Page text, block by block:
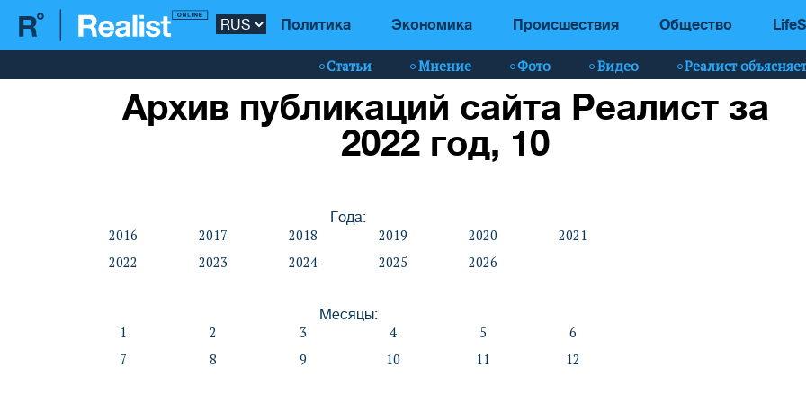
Политика Экономика Происшествия Общество
Статьи Мнение Фото Видео Реалист
Архив публикаций сайта Реалист за
2022 год, 10
Года:
2016 2017 2018 2019 2020
2021
2022
2023 2024 2025 2026
Месяцы:
1 2 3 4 5
6
7
8 9 10 11 12